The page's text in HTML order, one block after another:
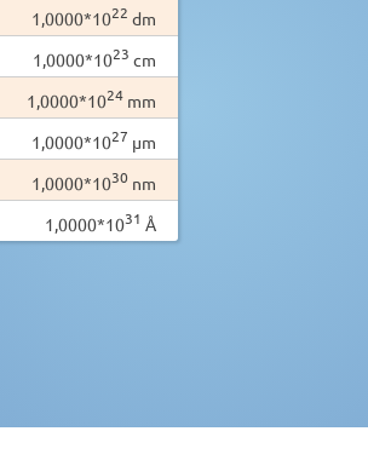
1,0000*1022 dm
1,0000*1023 cm
1,0000*1024 mm
1,0000*1027 µm
1,0000*1030 nm
1,0000*1031 Å